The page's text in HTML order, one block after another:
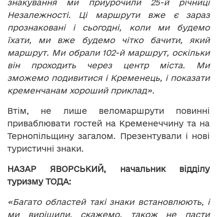
знакування ми приурочили 25-й річниці
Незалежності. Ці маршрути вже є зараз
прознаковані і сьогодні, коли ми будемо
їхати, ми вже будемо чітко бачити, який
маршрут. Ми обрали 102-й маршрут, оскільки
він проходить через центр міста. Ми
зможемо подивитися і Кременець, і показати
кременчанам хороший приклад».
Втім, не лише веломаршрути повинні
приваблювати гостей на Кременеччину та на
Тернопільщину загалом. Презентували і нові
туристичні знаки.
НАЗАР ЯВОРСЬКИЙ, начальник відділу
туризму ТОДА:
«Багато областей такі знаки встановлюють, і
ми вирішили, скажемо, також не пасти